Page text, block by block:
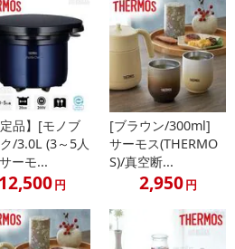
受けできません。
認いただき、お届けする商品セット
お申し込みください。
ーアル(成分など含む)等により、参考
ドなど、お届け商品と多少異なる場
原産地表示制度]の経過措置期間の終
原産国・原材料の表記が旧表記の場
定品】[モノブ
/3.0L (3～5人
ーモ...
12,500円
[ブラウン/300ml]
サーモス(THERMO
S)/真空断...
2,950円